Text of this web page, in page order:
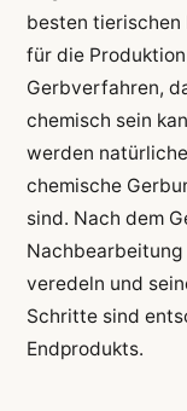
besten tierischen
für die
Gerbverfahren,
chemisch sein
werden
chemische
sind. Nach dem
Nachbearbeitung
veredeln und
Schritte sind
Endprodukts.